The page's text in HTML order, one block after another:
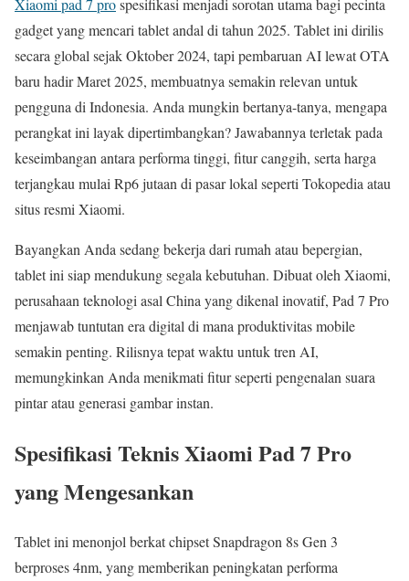
Xiaomi pad 7 prospesifikasi menjadi sorotan utama bagi pecinta
gadget yang mencari tablet andal di tahun 2025. Tablet ini dirilis
secara global sejak Oktober 2024, tapi pembaruan AI lewat OTA
baru hadir Maret 2025, membuatnya semakin relevan untuk
pengguna di Indonesia. Anda mungkin bertanya-tanya, mengapa
perangkat ini layak dipertimbangkan? Jawabannya terletak pada
keseimbangan antara performa tinggi, fitur canggih, serta harga
terjangkau mulai Rp6 jutaan di pasar lokal seperti Tokopedia atau
situs resmi Xiaomi.
Bayangkan Anda sedang bekerja dari rumah atau bepergian,
tablet ini siap mendukung segala kebutuhan. Dibuat oleh Xiaomi,
perusahaan teknologi asal China yang dikenal inovatif, Pad 7 Pro
menjawab tuntutan era digital di mana produktivitas mobile
semakin penting. Rilisnya tepat waktu untuk tren AI,
memungkinkan Anda menikmati fitur seperti pengenalan suara
pintar atau generasi gambar instan.
Spesifikasi Teknis Xiaomi Pad 7 Pro
yang Mengesankan
Tablet ini menonjol berkat chipset Snapdragon 8s Gen 3
berproses 4nm, yang memberikan peningkatan performa